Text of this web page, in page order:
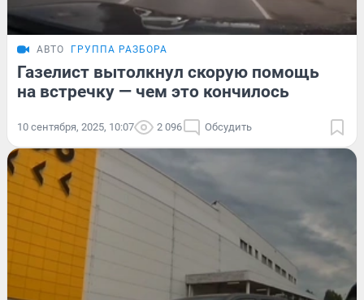
АВТО ГРУППА РАЗБОРА
Газелист вытолкнул скорую помощь
на встречку — чем это кончилось
10 сентября, 2025, 10:07 2 096 Обсудить